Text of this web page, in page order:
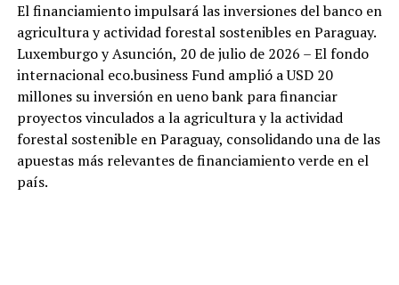
El financiamiento impulsará las inversiones del banco en
agricultura y actividad forestal sostenibles en Paraguay.
Luxemburgo y Asunción, 20 de julio de 2026 – El fondo
internacional eco.business Fund amplió a USD 20
millones su inversión en ueno bank para financiar
proyectos vinculados a la agricultura y la actividad
forestal sostenible en Paraguay, consolidando una de las
apuestas más relevantes de financiamiento verde en el
país.